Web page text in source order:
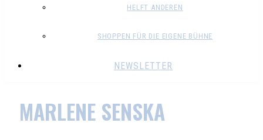
HELFT ANDEREN
SHOPPEN FÜR DIE EIGENE BÜHNE
NEWSLETTER
MARLENE SENSKA